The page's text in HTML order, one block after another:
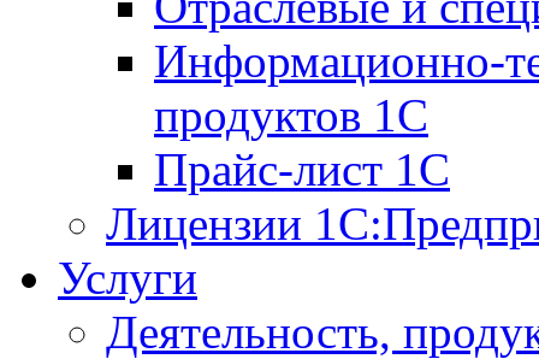
Информационно-
продуктов 1С
Прайс-лист 1С
Лицензии
Услуги
Деятельность,